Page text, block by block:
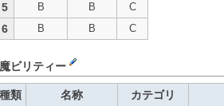
5 B B C
6 B B C
魔ビリティー
種類 名称 カテゴリ